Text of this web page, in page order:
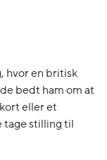
hvor en britisk
bedt ham om at
eller et
tage stilling til